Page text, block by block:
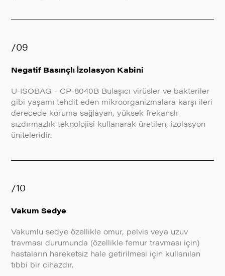
/09
Negatif Basınçlı İzolasyon Kabini
U-ISOBAG - CP-8040B Bulaşıcı virüsler ve bakteriler
gibi yaşamı tehdit eden mikroorganizmalara karşı ileri
derecede koruma sağlayan, yüksek frekanslı
sızdırmazlık teknolojisi kullanarak üretilen, izolasyon
üniteleridir.
/10
Vakum Sedye
Vakumlu sedye özellikle omur, pelvis veya uzuv
travması durumunda (özellikle femur travması için)
hastaların hareketsiz hale getirilmesi için kullanılan
tıbbi bir cihazdır.